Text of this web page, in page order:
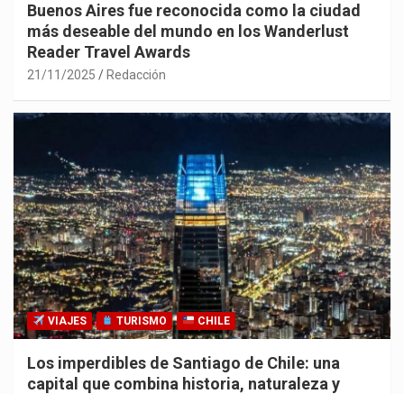
Buenos Aires fue reconocida como la ciudad
más deseable del mundo en los Wanderlust
Reader Travel Awards
21/11/2025 Redacción
VIAJES TURISMO CHILE
Los imperdibles de Santiago de Chile: una
capital que combina historia, naturaleza y